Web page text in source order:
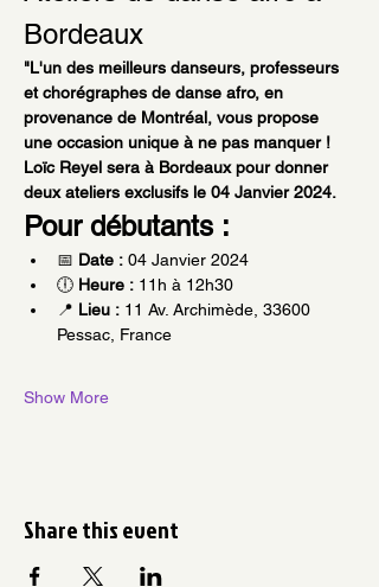
Bordeaux
"L'un des meilleurs danseurs, professeurs
et chorégraphes de danse afro, en
provenance de Montréal, vous propose
une occasion unique à ne pas manquer !
Loïc Reyel sera à Bordeaux pour donner
deux ateliers exclusifs le 04 Janvier 2024.
Pour débutants :
📅 Date : 04 Janvier 2024
🕕 Heure : 11h à 12h30
📍 Lieu : 11 Av. Archimède, 33600
Pessac, France
Show More
Share this event